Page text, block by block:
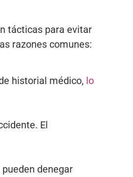
tácticas para evitar
razones comunes:
historial médico, lo
El
denegar